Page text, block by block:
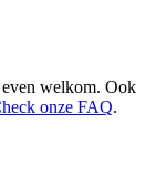
even welkom. Ook
onze FAQ.